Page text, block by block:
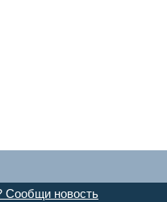
Сообщи новость